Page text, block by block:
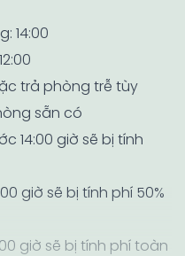
14:00
trả phòng trễ tùy
sẵn có
14:00 giờ sẽ bị tính
giờ sẽ bị tính phí 50%
giờ sẽ bị tính phí toàn